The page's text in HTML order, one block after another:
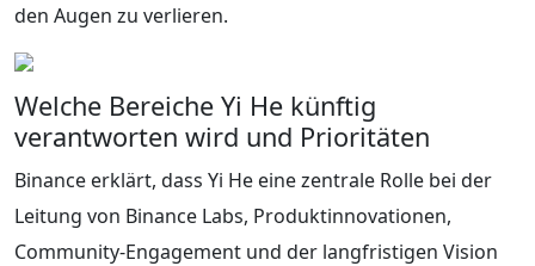
den Augen zu verlieren.
Welche Bereiche Yi He künftig
verantworten wird und Prioritäten
Binance erklärt, dass Yi He eine zentrale Rolle bei der
Leitung von Binance Labs, Produktinnovationen,
Community-Engagement und der langfristigen Vision